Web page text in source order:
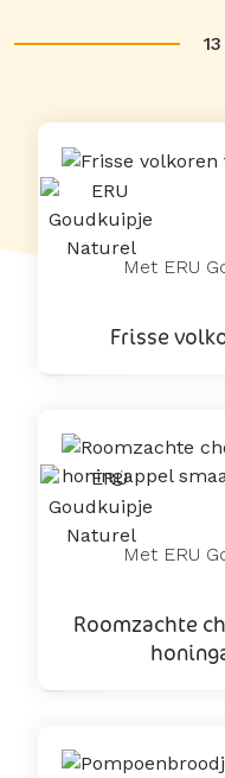
13
Met ERU
Frisse
Met ERU
Roomzachte